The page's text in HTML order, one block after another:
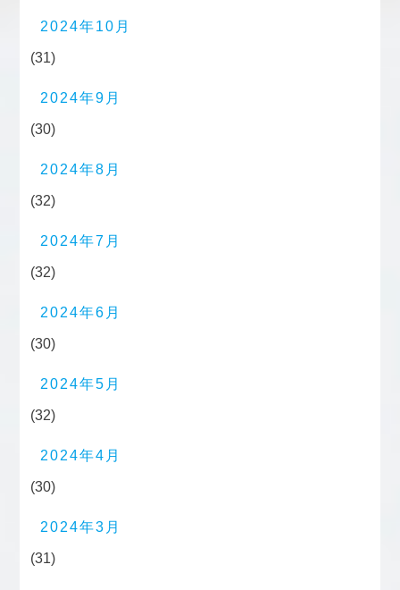
2024年10月
(31)
2024年9月
(30)
2024年8月
(32)
2024年7月
(32)
2024年6月
(30)
2024年5月
(32)
2024年4月
(30)
2024年3月
(31)